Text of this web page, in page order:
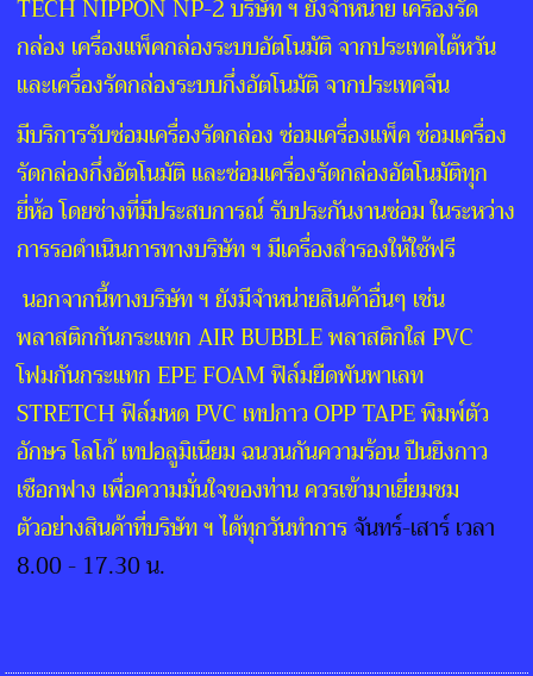
TECH NIPPON NP-2 บริษัท ฯ ยังจำหน่าย เครื่องรัด
กล่อง เครื่องแพ็คกล่องระบบอัตโนมัติ จากประเทคไต้หวัน
และเครื่องรัดกล่องระบบกึ่งอัตโนมัติ จากประเทคจีน
มีบริการรับซ่อมเครื่องรัดกล่อง ซ่อมเครื่องแพ็ค ซ่อมเครื่อง
รัดกล่องกึ่งอัตโนมัติ และซ่อมเครื่องรัดกล่องอัตโนมัติทุก
ยี่ห้อ โดยช่างที่มีประสบการณ์ รับประกันงานซ่อม ในระหว่าง
การรอดำเนินการทางบริษัท ฯ มีเครื่องสำรองให้ใช้ฟรี
นอกจากนี้ทางบริษัท ฯ ยังมีจำหน่ายสินค้าอื่นๆ เช่น
พลาสติกกันกระแทก AIR BUBBLE พลาสติกใส PVC
โฟมกันกระแทก EPE FOAM ฟิล์มยืดพันพาเลท
STRETCH ฟิล์มหด PVC เทปกาว OPP TAPE พิมพ์ตัว
อักษร โลโก้ เทปอลูมิเนียม ฉนวนกันความร้อน ปืนยิงกาว
เชือกฟาง เพื่อความมั่นใจของท่าน ควรเข้ามาเยี่ยมชม
ตัวอย่างสินค้าที่บริษัท ฯ ได้ทุกวันทำการจันทร์-เสาร์ เวลา
8.00 - 17.30 น.